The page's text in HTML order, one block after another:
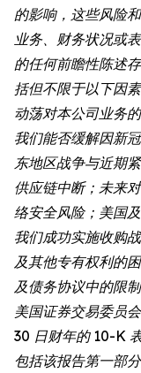
的影响，这些风险
业务、财务状况或
的任何前瞻性陈述
括但不限于以下因
动荡对本公司业务
我们能否缓解因新
东地区战争与近期
供应链中断；未来
络安全风险；美国
我们成功实施收购
及其他专有权利的
及债务协议中的限
美国证券交易委员
30 日财年的 10-K
包括该报告第一部